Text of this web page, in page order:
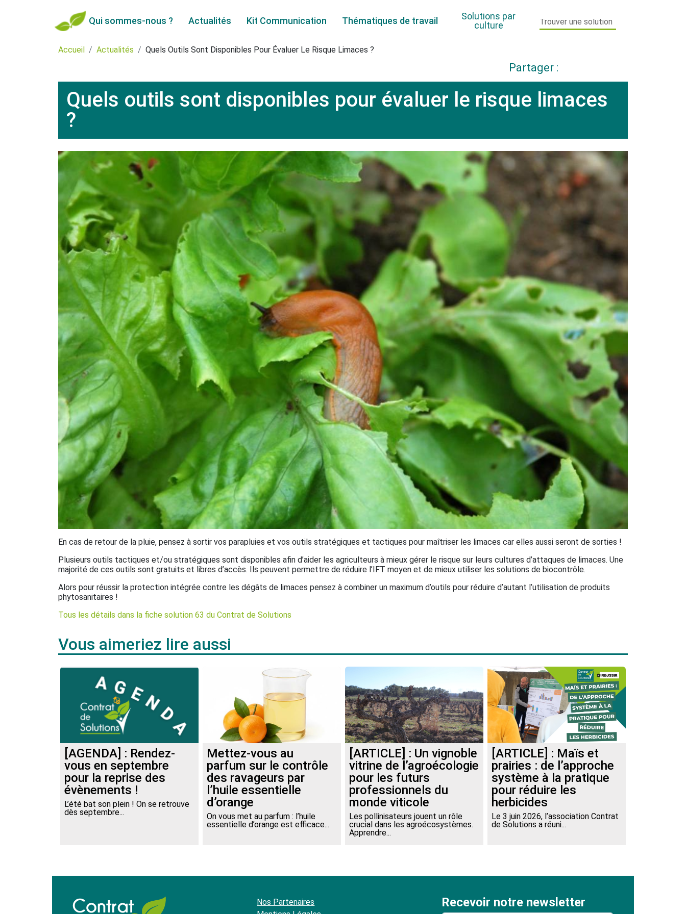
Qui sommes-nous ? Actualités Kit Communication Thématiques de travail
Solutions par
culture
Autres cultures
Blé
Colza
Cultures légumières
Orge
Pomme de terre
Toutes cultures
Accueil Actualités Quels Outils Sont Disponibles Pour Évaluer Le Risque Limaces ?
Partager :
Quels outils sont disponibles pour évaluer le risque limaces
?
En cas de retour de la pluie, pensez à sortir vos parapluies et vos outils stratégiques et tactiques pour maîtriser les limaces car elles aussi seront de sorties !
Plusieurs outils tactiques et/ou stratégiques sont disponibles afin d’aider les agriculteurs à mieux gérer le risque sur leurs cultures d’attaques de limaces. Une
majorité de ces outils sont gratuits et libres d’accès. Ils peuvent permettre de réduire l’IFT moyen et de mieux utiliser les solutions de biocontrôle.
Alors pour réussir la protection intégrée contre les dégâts de limaces pensez à combiner un maximum d’outils pour réduire d’autant l’utilisation de produits
phytosanitaires !
Tous les détails dans la fiche solution 63 du Contrat de Solutions
Vous aimeriez lire aussi
[AGENDA] : Rendez-
vous en septembre
pour la reprise des
évènements !
L’été bat son plein ! On se retrouve
dès septembre...
Mettez-vous au
parfum sur le contrôle
des ravageurs par
l’huile essentielle
d’orange
On vous met au parfum : l’huile
essentielle d’orange est efficace...
[ARTICLE] : Un vignoble
vitrine de l’agroécologie
pour les futurs
professionnels du
monde viticole
Les pollinisateurs jouent un rôle
crucial dans les agroécosystèmes.
Apprendre...
[ARTICLE] : Maïs et
prairies : de l’approche
système à la pratique
pour réduire les
herbicides
Le 3 juin 2026, l’association Contrat
de Solutions a réuni...
Nos Partenaires
Recevoir notre newsletter